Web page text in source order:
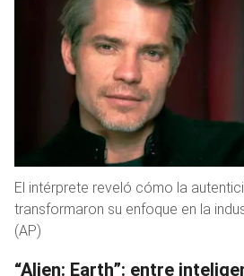
El intérprete reveló cómo la
transformaron su enfoque en la
(AP)
“Alien: Earth”: entre